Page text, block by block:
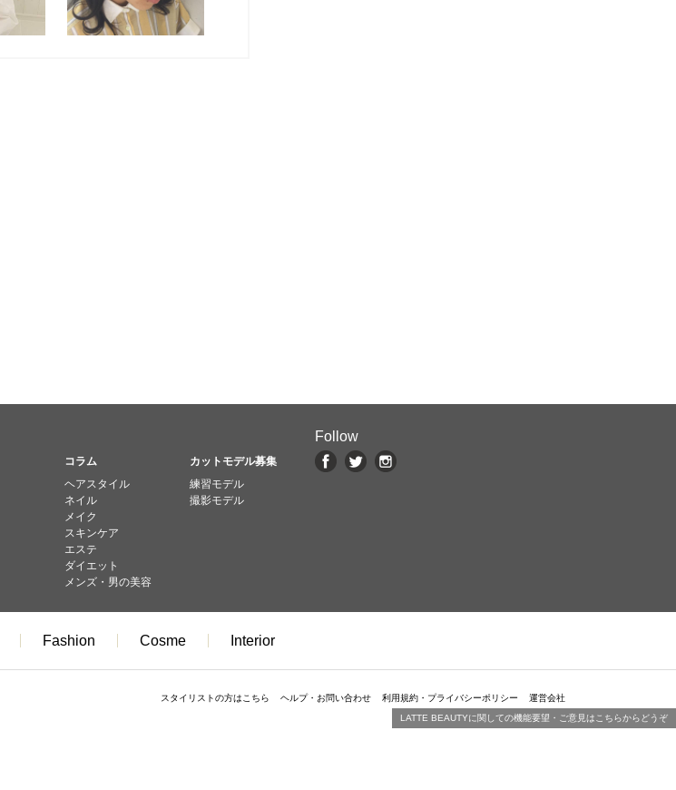
Follow
コラム
カットモデル募集
ヘアスタイル
ネイル
メイク
スキンケア
エステ
ダイエット
メンズ・男の美容
練習モデル
撮影モデル
Fashion Cosme Interior
スタイリストの方はこちら ヘルプ・お問い合わせ 利用規約・プライバシーポリシー
運営会社
LATTE BEAUTYに関しての機能要望・ご意見はこちらからどうぞ